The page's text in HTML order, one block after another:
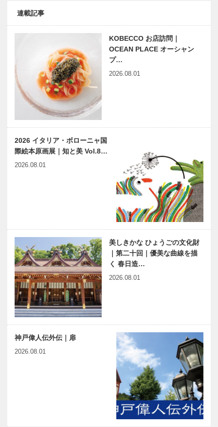
連載記事
KOBECCO お店訪問｜
OCEAN PLACE オーシャン
プ…
2026.08.01
2026 イタリア・ボローニャ国
際絵本原画展｜知と美 Vol.8…
2026.08.01
美しきかな ひょうごの文化財
｜第二十回｜優美な曲線を描
く 春日造…
2026.08.01
神戸偉人伝外伝｜扉
2026.08.01